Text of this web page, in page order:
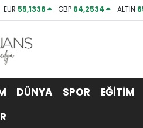
EUR 55,1336 GBP 64,2534 ALTIN
DÜNYA SPOR EĞİTİM